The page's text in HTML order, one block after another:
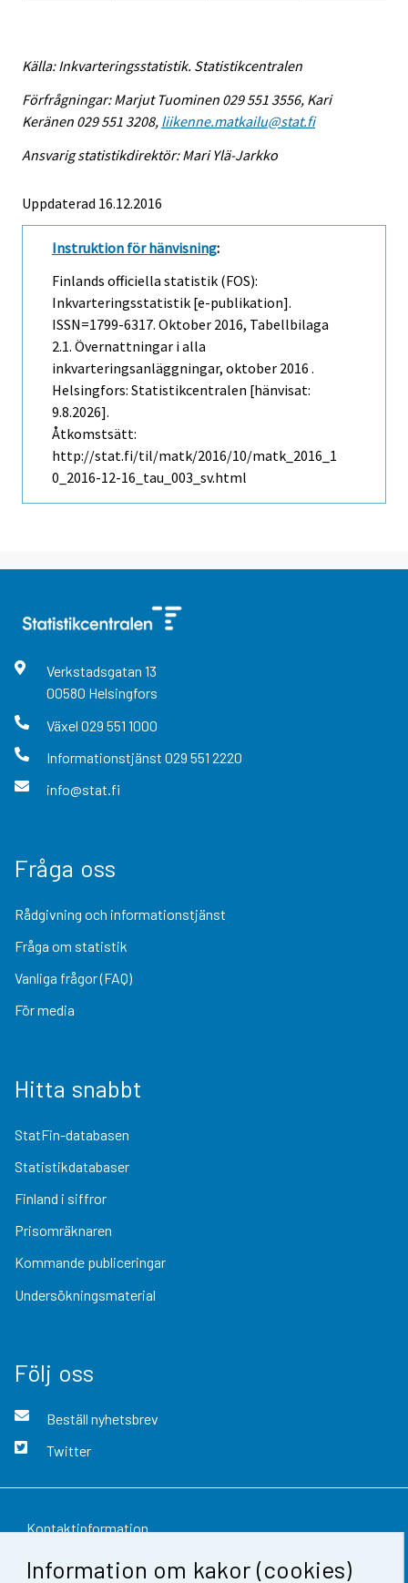
Information om kakor (cookies)
Källa: Inkvarteringsstatistik. Statistikcentralen
Förfrågningar: Marjut Tuominen 029 551 3556, Kari
Keränen 029 551 3208, liikenne.matkailu@stat.fi
Ansvarig statistikdirektör: Mari Ylä-Jarkko
Uppdaterad 16.12.2016
Instruktion för hänvisning:
Finlands officiella statistik (FOS):
Inkvarteringsstatistik [e-publikation].
ISSN=1799-6317. Oktober 2016, Tabellbilaga
2.1. Övernattningar i alla
inkvarteringsanläggningar, oktober 2016 .
Helsingfors: Statistikcentralen [hänvisat:
9.8.2026].
Åtkomstsätt:
http://stat.fi/til/matk/2016/10/matk_2016_1
0_2016-12-16_tau_003_sv.html
Verkstadsgatan 13
00580 Helsingfors
Växel 029 551 1000
Informationstjänst 029 551 2220
info@stat.fi
Fråga oss
Rådgivning och informationstjänst
Fråga om statistik
Vanliga frågor (FAQ)
För media
Hitta snabbt
StatFin-databasen
Statistikdatabaser
Finland i siffror
Prisomräknaren
Kommande publiceringar
Undersökningsmaterial
Följ oss
Beställ nyhetsbrev
Twitter
Kontaktinformation
Respons